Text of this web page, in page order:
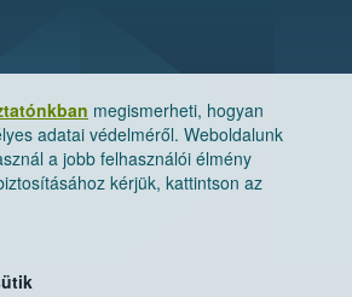
megismerheti, hogyan
adatai védelméről. Weboldalunk
a jobb felhasználói élmény
kérjük, kattintson az